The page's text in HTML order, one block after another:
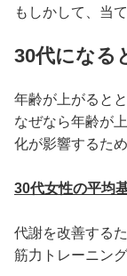
もしかして、当
30代になる
年齢が上がると
なぜなら年齢が
化が影響するた
30代女性の平均
代謝を改善する
筋力トレーニン